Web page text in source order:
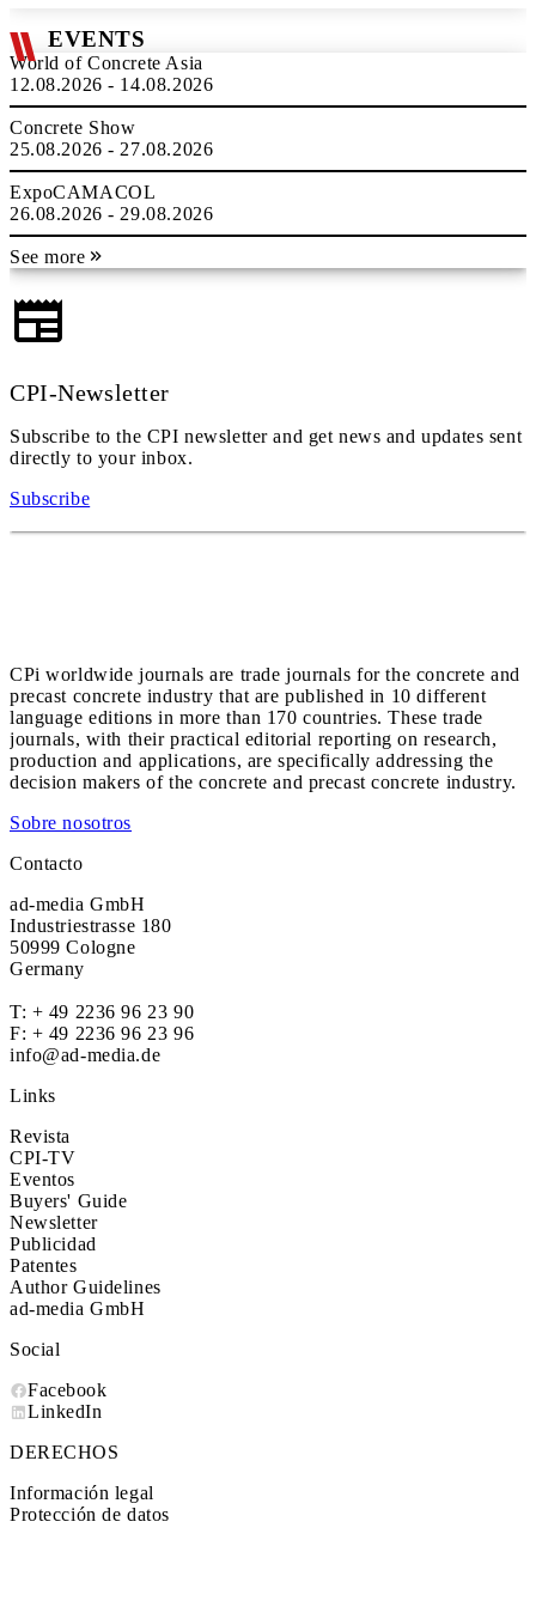
EVENTS
World of Concrete Asia
12.08.2026 - 14.08.2026
Concrete Show
25.08.2026 - 27.08.2026
ExpoCAMACOL
26.08.2026 - 29.08.2026
See more
CPI-Newsletter
Subscribe to the CPI newsletter and get news and updates sent
directly to your inbox.
Subscribe
CPi worldwide journals are trade journals for the concrete and
precast concrete industry that are published in 10 different
language editions in more than 170 countries. These trade
journals, with their practical editorial reporting on research,
production and applications, are specifically addressing the
decision makers of the concrete and precast concrete industry.
Sobre nosotros
Contacto
ad-media GmbH
Industriestrasse 180
50999 Cologne
Germany
T: + 49 2236 96 23 90
F: + 49 2236 96 23 96
info@ad-media.de
Links
Revista
CPI-TV
Eventos
Buyers' Guide
Newsletter
Publicidad
Patentes
Author Guidelines
ad-media GmbH
Social
Facebook
LinkedIn
DERECHOS
Información legal
Protección de datos